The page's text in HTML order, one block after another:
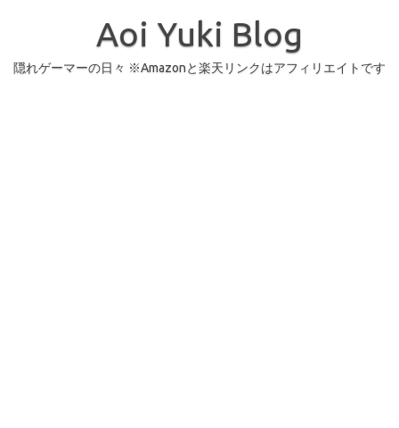
Aoi Yuki Blog
隠れゲーマーの日々 ※Amazonと楽天リンクはアフィリエイトです